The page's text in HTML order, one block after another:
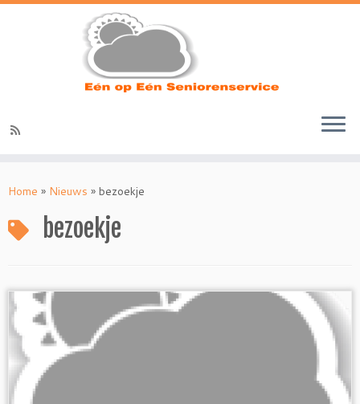
naarHome » Nieuws » bezoekje
bezoekje